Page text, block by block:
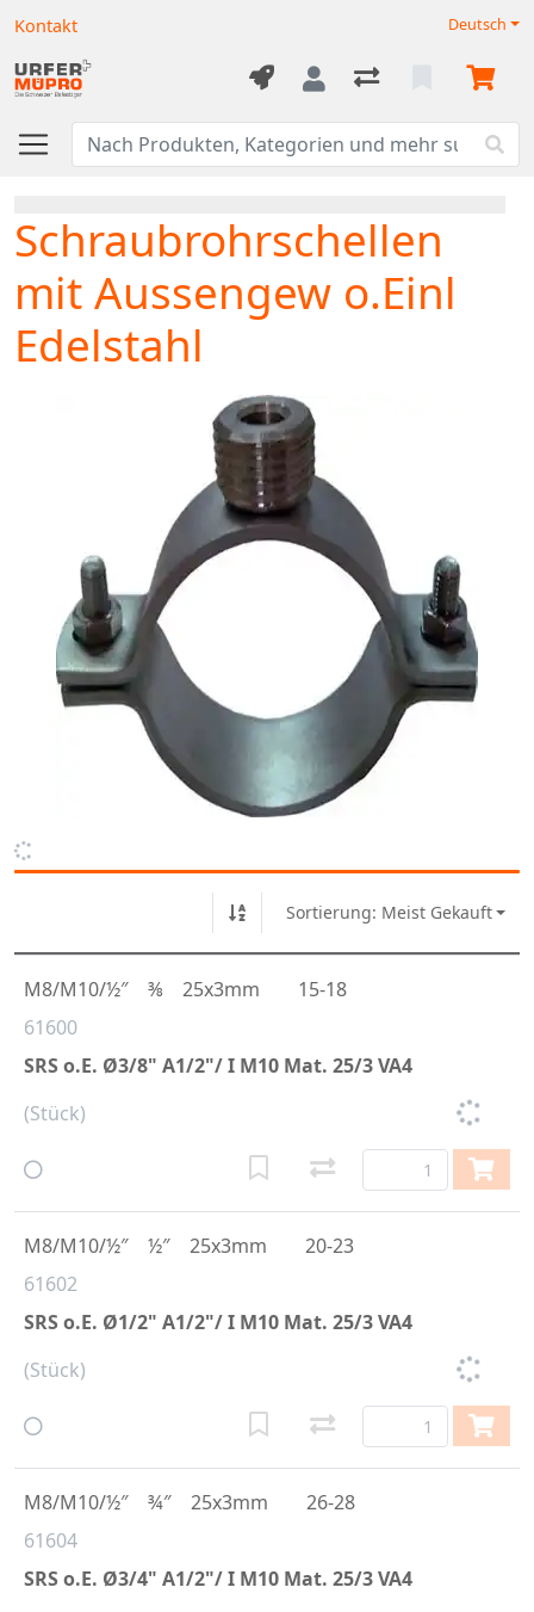
Kontakt Deutsch
Schraubrohrschellen
mit Aussengew o.Einl
Edelstahl
Sortierung: Meist Gekauft
61600
SRS o.E. Ø3/8" A1/2"/ I M10 Mat. 25/3 VA4
M8/M10/½″ ⅜ 25x3mm 15-18
(Stück)
61602
SRS o.E. Ø1/2" A1/2"/ I M10 Mat. 25/3 VA4
M8/M10/½″ ½″ 25x3mm 20-23
(Stück)
61604
SRS o.E. Ø3/4" A1/2"/ I M10 Mat. 25/3 VA4
M8/M10/½″ ¾″ 25x3mm 26-28